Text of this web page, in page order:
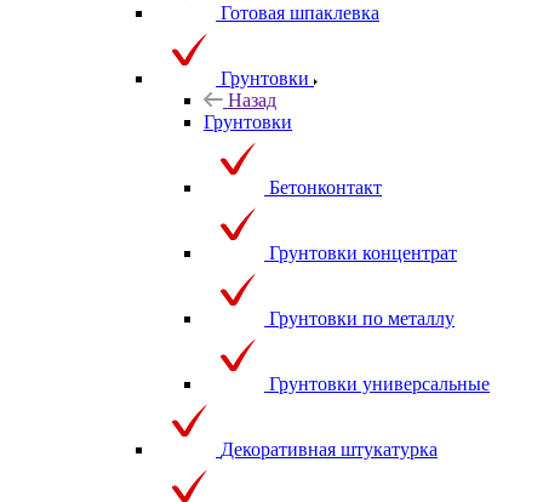
Готовая шпаклевка
Грунтовки
Назад
Грунтовки
Бетонконтакт
Грунтовки концентрат
Грунтовки по металлу
Грунтовки универсальные
Декоративная штукатурка